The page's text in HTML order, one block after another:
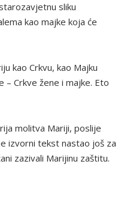
sliku
kao majke koja će
kao Crkvu, kao Majku
– Crkve žene i majke. Eto
molitva Mariji, poslije
izvorni tekst nastao još za
zazivali Marijinu zaštitu.